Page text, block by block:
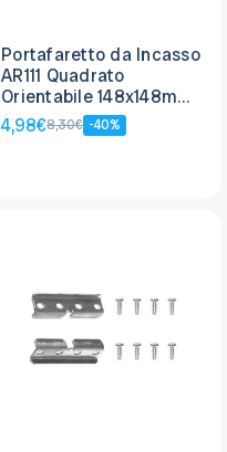
Portafaretto da Incasso
AR111 Quadrato
Orientabile 148x148mm -
Nero
4,98€8,30€ -40%